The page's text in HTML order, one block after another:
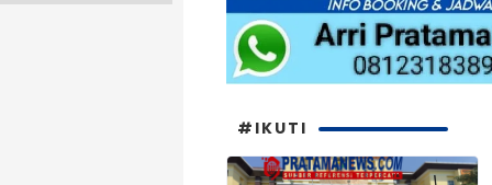
#IKUTI